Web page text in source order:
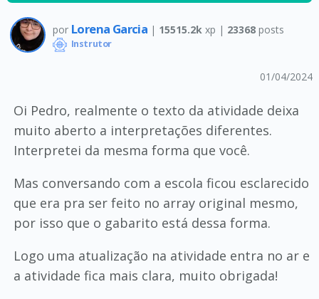
por Lorena Garcia | 15515.2k xp | 23368posts
Instrutor
01/04/2024
Oi Pedro, realmente o texto da atividade deixa
muito aberto a interpretações diferentes.
Interpretei da mesma forma que você.
Mas conversando com a escola ficou esclarecido
que era pra ser feito no array original mesmo,
por isso que o gabarito está dessa forma.
Logo uma atualização na atividade entra no ar e
a atividade fica mais clara, muito obrigada!